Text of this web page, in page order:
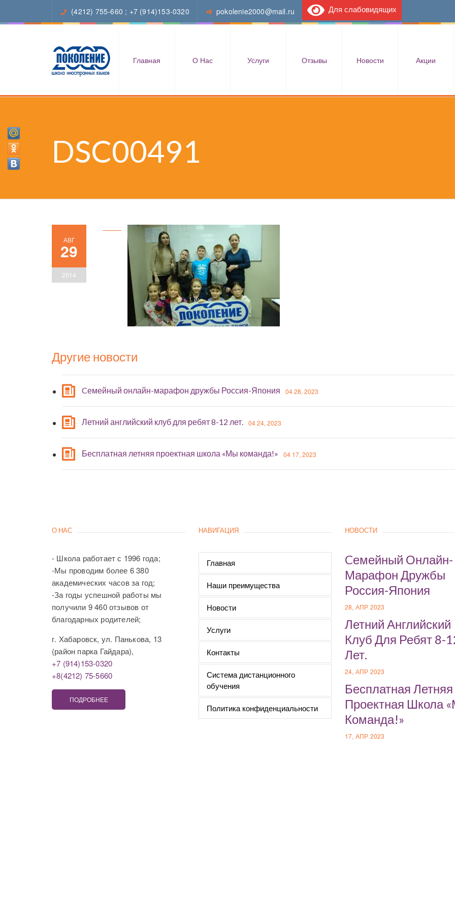
(4212) 755-660 ; +7 (914)153-0320 pokolenie2000@mail.ru Для слабовидящих
Главная О Нас Услуги Отзывы Новости Акции
DSC00491
АВГ
29
2014
Другие новости
Cемейный онлайн-марафон дружбы Россия-Япония 04 28, 2023
Летний английский клуб для ребят 8-12 лет. 04 24, 2023
Бесплатная летняя проектная школа «Мы команда!» 04 17, 2023
О НАС
- Школа работает с 1996 года;
-Мы проводим более 6 380
академических часов за год;
-За годы успешной работы мы
получили 9 460 отзывов от
благодарных родителей;
г. Хабаровск, ул. Панькова, 13
(район парка Гайдара),
+7 (914)153-0320
+8(4212) 75-5660
ПОДРОБНЕЕ
НАВИГАЦИЯ
Главная
Наши преимущества
Новости
Услуги
Контакты
Система дистанционного
обучения
Политика конфиденциальности
НОВОСТИ
Cемейный Онлайн-
Марафон Дружбы
Россия-Япония
28, АПР 2023
Летний Английский
Клуб Для Ребят 8-
Лет.
24, АПР 2023
Бесплатная Летняя
Проектная Школа
Команда!»
17, АПР 2023